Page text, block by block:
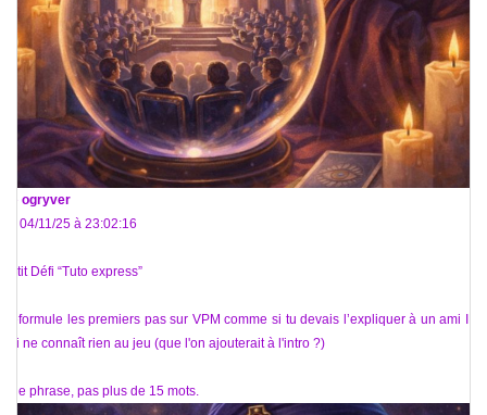
ogryver
Le 04/11/25 à 23:02:16
Petit Défi “Tuto express”
Reformule les premiers pas sur VPM comme si tu devais l’expliquer à un ami IRL
qui ne connaît rien au jeu (que l'on ajouterait à l'intro ?)
Une phrase, pas plus de 15 mots.